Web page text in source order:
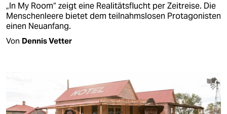
„In My Room“ zeigt eine Realitätsflucht per Zeitreise. Die
Menschenleere bietet dem teilnahmslosen Protagonisten
einen Neuanfang.
Von Dennis Vetter